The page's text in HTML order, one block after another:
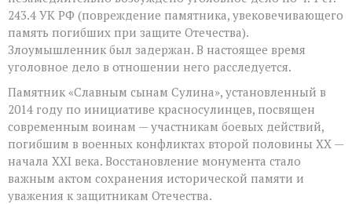
243.4 УК РФ (повреждение памятника, увековечивающего
память погибших при защите Отечества).
Злоумышленник был задержан. В настоящее время
уголовное дело в отношении него расследуется.
Памятник «Славным сынам Сулина», установленный в
2014 году по инициативе красносулинцев, посвящен
современным воинам — участникам боевых действий,
погибшим в военных конфликтах второй половины XX —
начала XXI века. Восстановление монумента стало
важным актом сохранения исторической памяти и
уважения к защитникам Отечества.